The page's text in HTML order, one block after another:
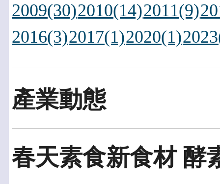
2009(30)2010(14)2011(9)
2016(3)2017(1)2020(1)
產業動態
春天素食新食材 酵